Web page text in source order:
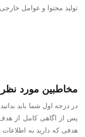
تولید محتوا و عوامل
مخاطبین مورد
در درجه اول شما باید
پس از اگاهی کامل از
هدفی که دارید به